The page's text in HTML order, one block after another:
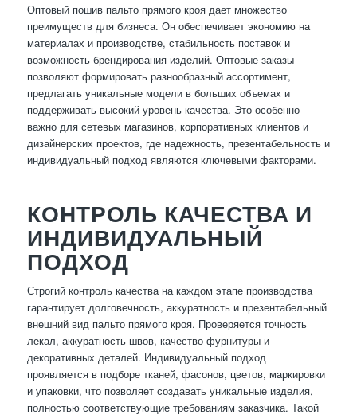
Оптовый пошив пальто прямого кроя дает множество
преимуществ для бизнеса. Он обеспечивает экономию на
материалах и производстве, стабильность поставок и
возможность брендирования изделий. Оптовые заказы
позволяют формировать разнообразный ассортимент,
предлагать уникальные модели в больших объемах и
поддерживать высокий уровень качества. Это особенно
важно для сетевых магазинов, корпоративных клиентов и
дизайнерских проектов, где надежность, презентабельность и
индивидуальный подход являются ключевыми факторами.
КОНТРОЛЬ КАЧЕСТВА И
ИНДИВИДУАЛЬНЫЙ
ПОДХОД
Строгий контроль качества на каждом этапе производства
гарантирует долговечность, аккуратность и презентабельный
внешний вид пальто прямого кроя. Проверяется точность
лекал, аккуратность швов, качество фурнитуры и
декоративных деталей. Индивидуальный подход
проявляется в подборе тканей, фасонов, цветов, маркировки
и упаковки, что позволяет создавать уникальные изделия,
полностью соответствующие требованиям заказчика. Такой